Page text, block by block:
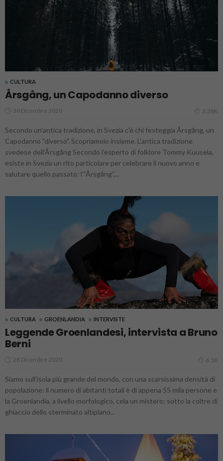
CULTURA
Årsgång, un Capodanno diverso
30 Dicembre 2020 3.38K
Secondo un'antica tradizione, in Svezia c'è chi festeggia Årsgång, un
Capodanno "diverso". Scopriamolo insieme. L’antica tradizione
svedese dell’Årsgång Secondo l’esperto di folklore Tommy Kuusela,
esiste in Svezia un rito particolare per celebrare il nuovo anno e
salutare quello passato: l’”Årsgång”,...
CULTURA GROENLANDIA INTERVISTE
Leggende Groenlandesi, intervista a Bruno
Berni
28 Dicembre 2020 6.1K
Siamo sull’isola più grande del mondo, con una scarsissima densità di
popolazione: il numero di abitanti totali è di appena 55 mila persone e
la Groenlandia, a livello morfologico, cela un mistero: sotto la coltre di
ghiaccio dello sterminato altipiano...